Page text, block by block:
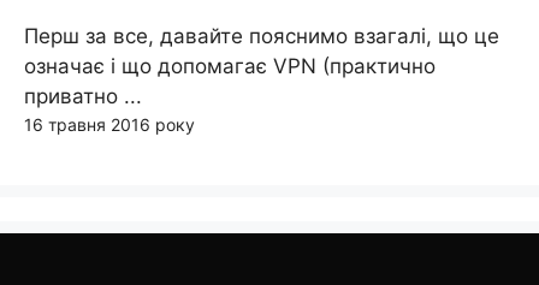
Перш за все, давайте пояснимо взагалі, що це
означає і що допомагає VPN (практично
приватно ...
16 травня 2016 року